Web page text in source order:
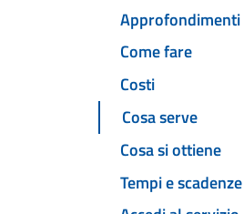
Approfondimenti
Come fare
Costi
Cosa serve
Cosa si ottiene
Tempi e scadenze